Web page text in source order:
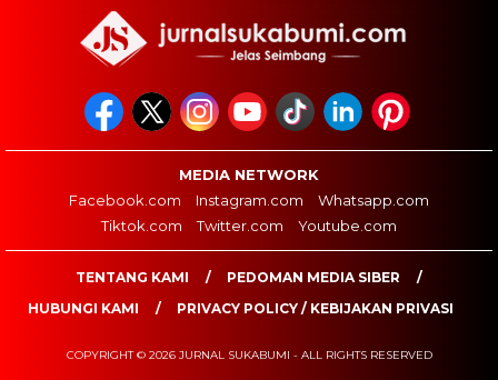
MEDIA NETWORK
Facebook.com
Instagram.com
Whatsapp.com
Tiktok.com
Twitter.com Youtube.com
TENTANG KAMI
PEDOMAN MEDIA SIBER
HUBUNGI KAMI
PRIVACY POLICY / KEBIJAKAN PRIVASI
COPYRIGHT © 2026 JURNAL SUKABUMI - ALL RIGHTS RESERVED